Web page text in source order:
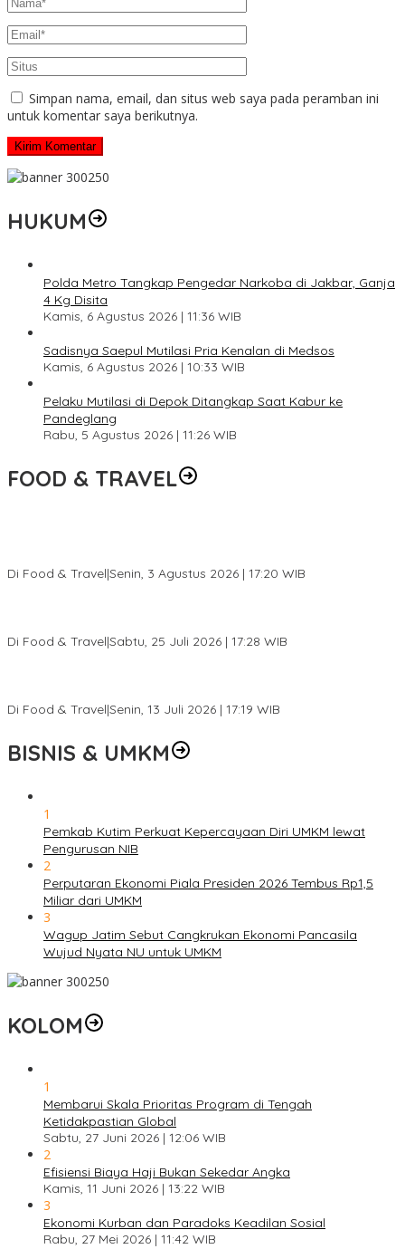
Simpan nama, email, dan situs web saya pada peramban ini
untuk komentar saya berikutnya.
HUKUM
Polda Metro Tangkap Pengedar Narkoba di Jakbar, Ganja
4 Kg Disita
Kamis, 6 Agustus 2026 | 11:36 WIB
Sadisnya Saepul Mutilasi Pria Kenalan di Medsos
Kamis, 6 Agustus 2026 | 10:33 WIB
Pelaku Mutilasi di Depok Ditangkap Saat Kabur ke
Pandeglang
Rabu, 5 Agustus 2026 | 11:26 WIB
FOOD & TRAVEL
Di Food & Travel|Senin, 3 Agustus 2026 | 17:20 WIB
Di Food & Travel|Sabtu, 25 Juli 2026 | 17:28 WIB
Di Food & Travel|Senin, 13 Juli 2026 | 17:19 WIB
BISNIS & UMKM
1
Pemkab Kutim Perkuat Kepercayaan Diri UMKM lewat
Pengurusan NIB
2
Perputaran Ekonomi Piala Presiden 2026 Tembus Rp1,5
Miliar dari UMKM
3
Wagup Jatim Sebut Cangkrukan Ekonomi Pancasila
Wujud Nyata NU untuk UMKM
KOLOM
1
Membarui Skala Prioritas Program di Tengah
Ketidakpastian Global
Sabtu, 27 Juni 2026 | 12:06 WIB
2
Efisiensi Biaya Haji Bukan Sekedar Angka
Kamis, 11 Juni 2026 | 13:22 WIB
3
Ekonomi Kurban dan Paradoks Keadilan Sosial
Rabu, 27 Mei 2026 | 11:42 WIB